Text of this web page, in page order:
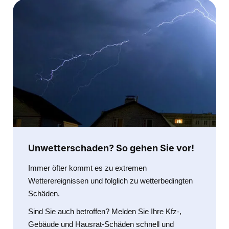
Unwetterschaden? So gehen Sie vor!
Immer öfter kommt es zu extremen
Wetterereignissen und folglich zu wetterbedingten
Schäden.
Sind Sie auch betroffen? Melden Sie Ihre Kfz-,
Gebäude und Hausrat-Schäden schnell und